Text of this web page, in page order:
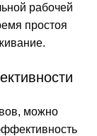
рабочей
простоя
можно